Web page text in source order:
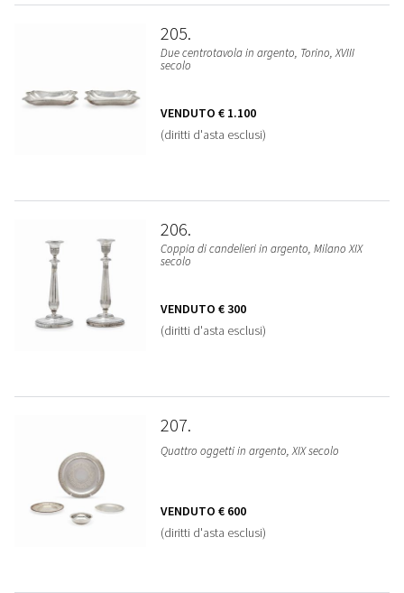
205
Due centrotavola in argento, Torino, XVIII
secolo
VENDUTO € 1.100
(diritti d'asta esclusi)
206
Coppia di candelieri in argento, Milano XIX
secolo
VENDUTO € 300
(diritti d'asta esclusi)
207
Quattro oggetti in argento, XIX secolo
VENDUTO € 600
(diritti d'asta esclusi)